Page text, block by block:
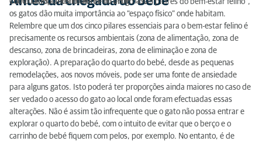
Como falado anteriormente no artigo “Os 5 pilares do bem-estar felino”,
os gatos dão muita importância ao “espaço físico” onde habitam.
Relembre que um dos cinco pilares essenciais para o bem-estar felino é
precisamente os recursos ambientais (zona de alimentação, zona de
descanso, zona de brincadeiras, zona de eliminação e zona de
exploração). A preparação do quarto do bebé, desde as pequenas
remodelações, aos novos móveis, pode ser uma fonte de ansiedade
para alguns gatos. Isto poderá ter proporções ainda maiores no caso de
ser vedado o acesso do gato ao local onde foram efectuadas essas
alterações. Não é assim tão infrequente que o gato não possa entrar e
explorar o quarto do bebé, com o intuito de evitar que o berço e o
carrinho de bebé fiquem com pelos, por exemplo. No entanto, é de